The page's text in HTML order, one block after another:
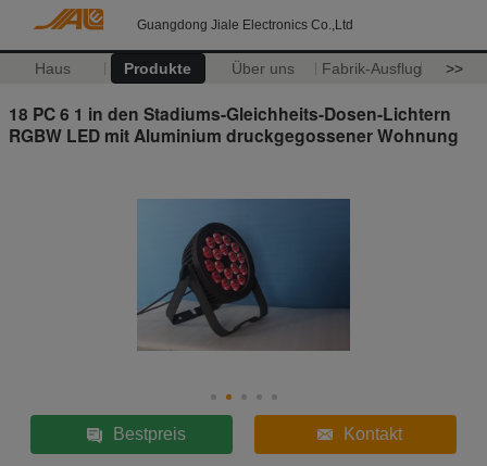
Guangdong Jiale Electronics Co.,Ltd
Haus Produkte Über uns Fabrik-Ausflug >>
18 PC 6 1 in den Stadiums-Gleichheits-Dosen-Lichtern
RGBW LED mit Aluminium druckgegossener Wohnung
Bestpreis Kontakt